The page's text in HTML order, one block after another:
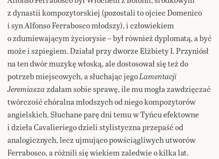
z dynastii kompozytorskiej (pozostali to ojciec Domenico
i syn Alfonso Ferrabosco młodszy), i człowiekiem
o zdumiewającym życiorysie – był również dyplomatą, a być
może i szpiegiem. Działał przy dworze Elżbiety I. Przyniósł
na ten dwór muzykę włoską, ale dostosował się też do
potrzeb miejscowych, a słuchając jegoLamentacji
Jeremiaszazdałam sobie sprawę, ile mu mogła zawdzięczać
twórczość chóralna młodszych od niego kompozytorów
angielskich. Słuchane parę dni temu w Tyńcu efektowne
i dzieła Cavalieriego dzieli stylistyczna przepaść od
analogicznych, lecz ujmująco powściągliwych utworów
Ferrabosco, a różnili się wiekiem zaledwie o kilka lat.